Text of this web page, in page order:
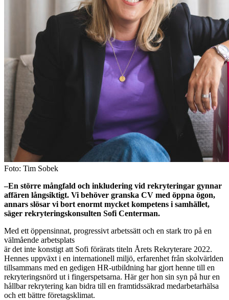
Foto: Tim Sobek
–En större mångfald och inkludering vid rekryteringar gynnar
affären långsiktigt. Vi behöver granska CV med öppna ögon,
annars slösar vi bort enormt mycket kompetens i samhället,
säger rekryteringskonsulten Sofi Centerman.
Med ett öppensinnat, progressivt arbetssätt och en stark tro på en
välmående arbetsplats
är det inte konstigt att Sofi förärats titeln Årets Rekryterare 2022.
Hennes uppväxt i en internationell miljö, erfarenhet från skolvärlden
tillsammans med en gedigen HR-utbildning har gjort henne till en
rekryteringsnörd ut i fingerspetsarna. Här ger hon sin syn på hur en
hållbar rekrytering kan bidra till en framtidssäkrad medarbetarhälsa
och ett bättre företagsklimat.